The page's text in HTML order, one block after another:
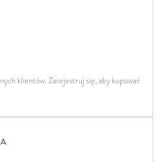
klientów. Zarejestruj się, aby kupować